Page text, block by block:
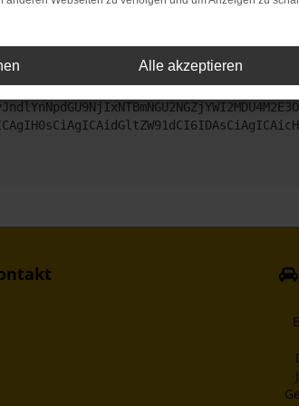
zu beheben. Du kannst uns diesen
Alle akzeptieren